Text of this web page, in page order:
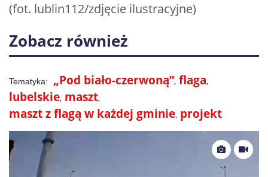
(fot. lublin112/zdjęcie ilustracyjne)
Zobacz również
„Pod biało-czerwoną” flaga
lubelskie maszt
maszt z flagą w każdej gminie projekt